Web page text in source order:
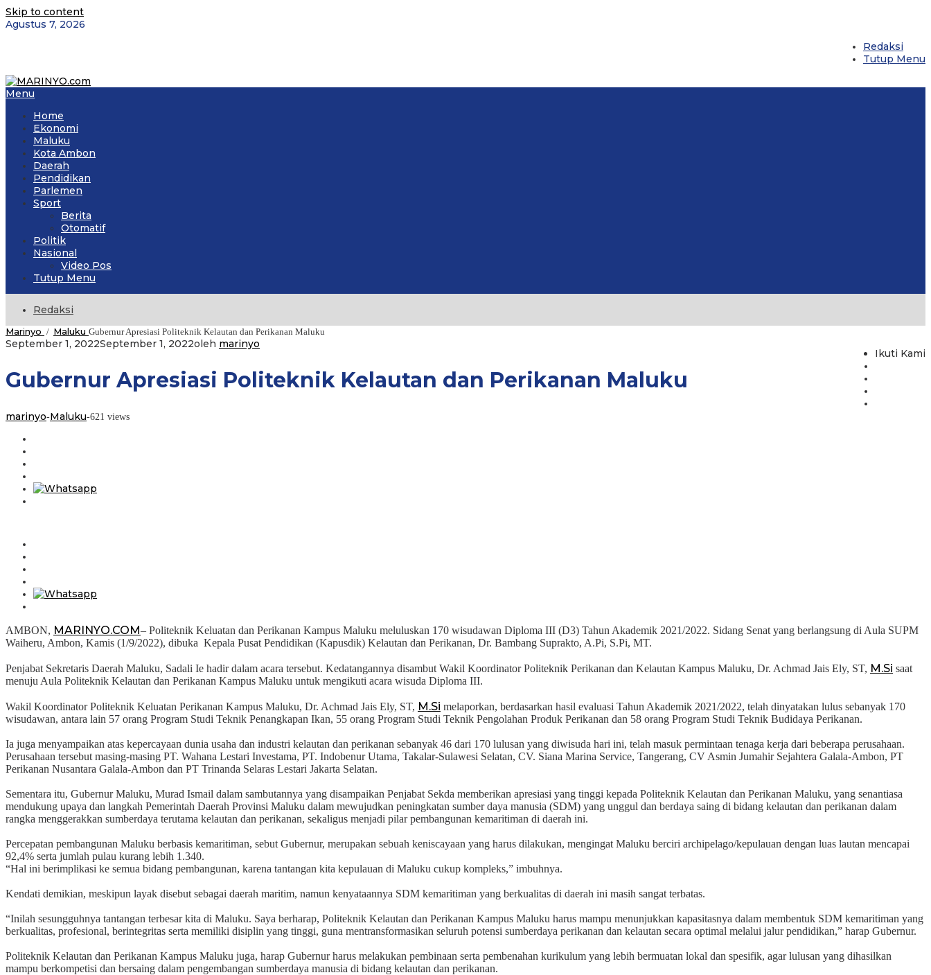
Skip to content
Agustus 7, 2026
Redaksi
Tutup Menu
Menu
Home
Ekonomi
Maluku
Kota Ambon
Daerah
Pendidikan
Parlemen
Sport
Berita
Otomatif
Politik
Nasional
Video Pos
Tutup Menu
Redaksi
Marinyo / Maluku Gubernur Apresiasi Politeknik Kelautan dan Perikanan Maluku
Ikuti Kami
September 1, 2022September 1, 2022oleh marinyo
Gubernur Apresiasi Politeknik Kelautan dan Perikanan Maluku
marinyo-Maluku-621 views
AMBON, MARINYO.COM– Politeknik Keluatan dan Perikanan Kampus Maluku meluluskan 170 wisudawan Diploma III (D3) Tahun Akademik 2021/2022. Sidang Senat yang berlangsung di Aula SUPM
Waiheru, Ambon, Kamis (1/9/2022), dibuka Kepala Pusat Pendidikan (Kapusdik) Kelautan dan Perikanan, Dr. Bambang Suprakto, A.Pi, S.Pi, MT.
Penjabat Sekretaris Daerah Maluku, Sadali Ie hadir dalam acara tersebut. Kedatangannya disambut Wakil Koordinator Politeknik Perikanan dan Kelautan Kampus Maluku, Dr. Achmad Jais Ely, ST, M.Si saat
menuju Aula Politeknik Kelautan dan Perikanan Kampus Maluku untuk mengikuti acara wisuda Diploma III.
Wakil Koordinator Politeknik Keluatan Perikanan Kampus Maluku, Dr. Achmad Jais Ely, ST, M.Si melaporkan, berdasarkan hasil evaluasi Tahun Akademik 2021/2022, telah dinyatakan lulus sebanyak 170
wisudawan, antara lain 57 orang Program Studi Teknik Penangkapan Ikan, 55 orang Program Studi Teknik Pengolahan Produk Perikanan dan 58 orang Program Studi Teknik Budidaya Perikanan.
Ia juga menyampaikan atas kepercayaan dunia usaha dan industri kelautan dan perikanan sebanyak 46 dari 170 lulusan yang diwisuda hari ini, telah masuk permintaan tenaga kerja dari beberapa perusahaan.
Perusahaan tersebut masing-masing PT. Wahana Lestari Investama, PT. Indobenur Utama, Takalar-Sulawesi Selatan, CV. Siana Marina Service, Tangerang, CV Asmin Jumahir Sejahtera Galala-Ambon, PT
Perikanan Nusantara Galala-Ambon dan PT Trinanda Selaras Lestari Jakarta Selatan.
Sementara itu, Gubernur Maluku, Murad Ismail dalam sambutannya yang disampaikan Penjabat Sekda memberikan apresiasi yang tinggi kepada Politeknik Kelautan dan Perikanan Maluku, yang senantiasa
mendukung upaya dan langkah Pemerintah Daerah Provinsi Maluku dalam mewujudkan peningkatan sumber daya manusia (SDM) yang unggul dan berdaya saing di bidang kelautan dan perikanan dalam
rangka menggerakkan sumberdaya terutama kelautan dan perikanan, sekaligus menjadi pilar pembangunan kemaritiman di daerah ini.
Percepatan pembangunan Maluku berbasis kemaritiman, sebut Gubernur, merupakan sebuah keniscayaan yang harus dilakukan, mengingat Maluku berciri archipelago/kepulauan dengan luas lautan mencapai
92,4% serta jumlah pulau kurang lebih 1.340.
“Hal ini berimplikasi ke semua bidang pembangunan, karena tantangan kita kepulauan di Maluku cukup kompleks,” imbuhnya.
Kendati demikian, meskipun layak disebut sebagai daerah maritim, namun kenyataannya SDM kemaritiman yang berkualitas di daerah ini masih sangat terbatas.
“Inilah sesungguhnya tantangan terbesar kita di Maluku. Saya berharap, Politeknik Kelautan dan Perikanan Kampus Maluku harus mampu menunjukkan kapasitasnya dalam membentuk SDM kemaritiman yang
berkualitas, profesional, berintegritas serta memiliki disiplin yang tinggi, guna mentransformasikan seluruh potensi sumberdaya perikanan dan kelautan secara optimal melalui jalur pendidikan,” harap Gubernur.
Politeknik Kelautan dan Perikanan Kampus Maluku juga, harap Gubernur harus melakukan pembinaan serta pembenahan kurikulum yang lebih bermuatan lokal dan spesifik, agar lulusan yang dihasilkan
mampu berkompetisi dan bersaing dalam pengembangan sumberdaya manusia di bidang kelautan dan perikanan.